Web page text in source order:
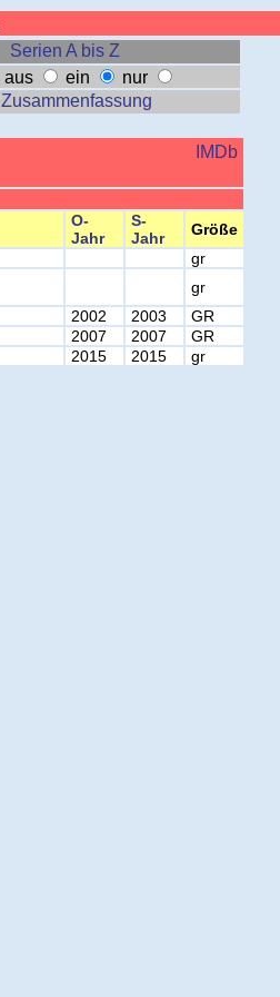
Serien A bis Z
aus ein
nur
Zusammenfassung
IMDb
O-
Jahr
S-
Jahr
Größe
gr
gr
2002 2003
GR
2007 2007
GR
2015 2015 gr